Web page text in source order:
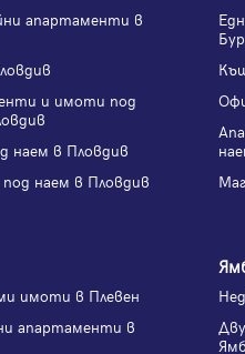
апартаменти в
и имоти под
наем в Пловдив
под наем в Пловдив
имоти в Плевен
апартаменти в